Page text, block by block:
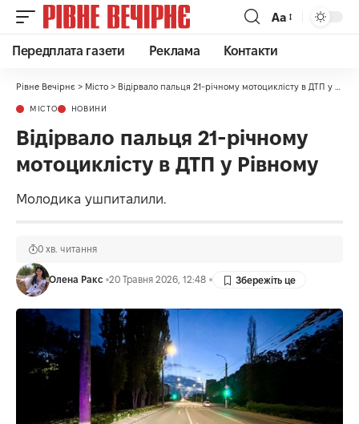
Аа
Передплата газети Реклама Контакти
Рівне Вечірнє > Місто > Відірвало пальця 21-річному мотоциклісту в ДТП у Рівному
МІСТО НОВИНИ
Відірвало пальця 21-річному
мотоциклісту в ДТП у Рівному
Молодика ушпиталили.
Олена Ракс 20 Травня 2026, 12:48
0 хв. читання